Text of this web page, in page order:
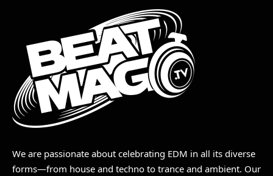
We are passionate about celebrating EDM in all its diverse
forms—from house and techno to trance and ambient. Our